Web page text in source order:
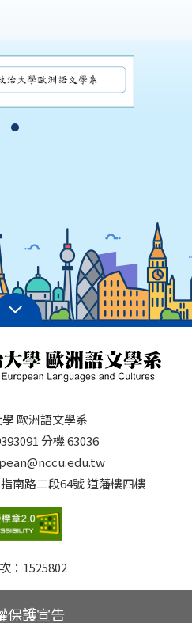
歐洲語文學系
分機 63036
南路二段64號 道藩樓四樓
： 1525802
保護宣告